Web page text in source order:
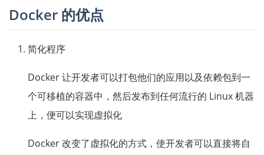
Docker 的优点
简化程序
Docker 让开发者可以打包他们的应用以及依赖包到一
个可移植的容器中，然后发布到任何流行的 Linux 机器
上，便可以实现虚拟化
Docker 改变了虚拟化的方式，使开发者可以直接将自